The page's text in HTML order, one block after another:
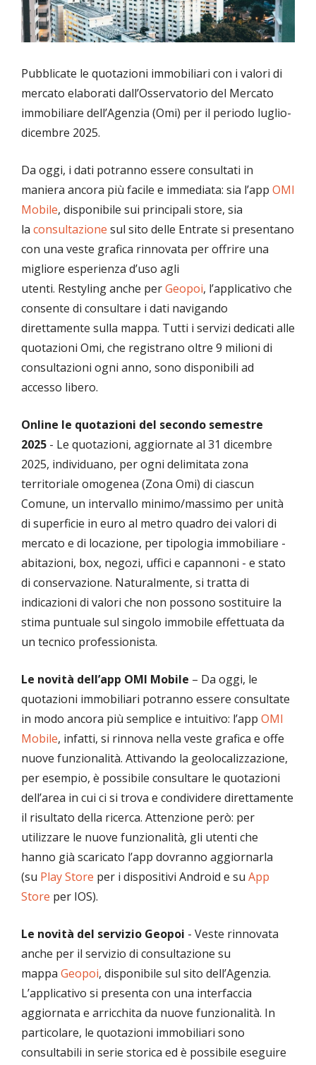
Pubblicate le quotazioni immobiliari con i valori di
mercato elaborati dall’Osservatorio del Mercato
immobiliare dell’Agenzia (Omi) per il periodo luglio-
dicembre 2025.
Da oggi, i dati potranno essere consultati in
maniera ancora più facile e immediata: sia l’app OMI
Mobile, disponibile sui principali store, sia
la consultazione sul sito delle Entrate si presentano
con una veste grafica rinnovata per offrire una
migliore esperienza d’uso agli
utenti. Restyling anche perGeopoi, l’applicativo che
consente di consultare i dati navigando
direttamente sulla mappa. Tutti i servizi dedicati alle
quotazioni Omi, che registrano oltre 9 milioni di
consultazioni ogni anno, sono disponibili ad
accesso libero.
Online le quotazioni del secondo semestre
2025 - Le quotazioni, aggiornate al 31 dicembre
2025, individuano, per ogni delimitata zona
territoriale omogenea (Zona Omi) di ciascun
Comune, un intervallo minimo/massimo per unità
di superficie in euro al metro quadro dei valori di
mercato e di locazione, per tipologia immobiliare -
abitazioni, box, negozi, uffici e capannoni - e stato
di conservazione. Naturalmente, si tratta di
indicazioni di valori che non possono sostituire la
stima puntuale sul singolo immobile effettuata da
un tecnico professionista.
Le novità dell’app OMI Mobile – Da oggi, le
quotazioni immobiliari potranno essere consultate
in modo ancora più semplice e intuitivo: l’app OMI
Mobile, infatti, si rinnova nella veste grafica e offe
nuove funzionalità. Attivando la geolocalizzazione,
per esempio, è possibile consultare le quotazioni
dell’area in cui ci si trova e condividere direttamente
il risultato della ricerca. Attenzione però: per
utilizzare le nuove funzionalità, gli utenti che
hanno già scaricato l’app dovranno aggiornarla
(su Play Store per i dispositivi Android e su App
Store per IOS).
Le novità del servizio Geopoi - Veste rinnovata
anche per il servizio di consultazione su
mappa Geopoi, disponibile sul sito dell’Agenzia.
L’applicativo si presenta con una interfaccia
aggiornata e arricchita da nuove funzionalità. In
particolare, le quotazioni immobiliari sono
consultabili in serie storica ed è possibile eseguire